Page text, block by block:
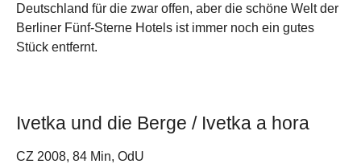
Deutschland für die zwar offen, aber die schöne Welt der
Berliner Fünf-Sterne Hotels ist immer noch ein gutes
Stück entfernt.
Ivetka und die Berge / Ivetka a hora
CZ 2008, 84 Min, OdU